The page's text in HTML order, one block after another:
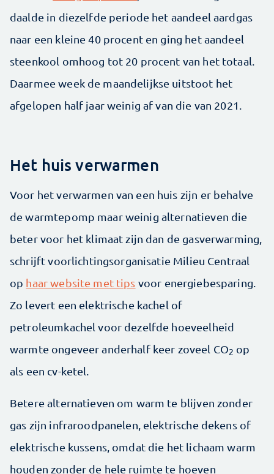
daalde in diezelfde periode het aandeel aardgas
naar een kleine 40 procent en ging het aandeel
steenkool omhoog tot 20 procent van het totaal.
Daarmee week de maandelijkse uitstoot het
afgelopen half jaar weinig af van die van 2021.
Het huis verwarmen
Voor het verwarmen van een huis zijn er behalve
de warmtepomp maar weinig alternatieven die
beter voor het klimaat zijn dan de gasverwarming,
schrijft voorlichtingsorganisatie Milieu Centraal
op haar website met tips voor energiebesparing.
Zo levert een elektrische kachel of
petroleumkachel voor dezelfde hoeveelheid
warmte ongeveer anderhalf keer zoveel CO2 op
als een cv-ketel.
Betere alternatieven om warm te blijven zonder
gas zijn infraroodpanelen, elektrische dekens of
elektrische kussens, omdat die het lichaam warm
houden zonder de hele ruimte te hoeven